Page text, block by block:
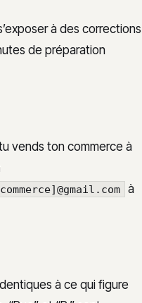
à des corrections
de préparation
vends ton commerce à
à
à ce qui figure